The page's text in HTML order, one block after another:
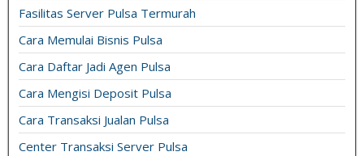
Fasilitas Server Pulsa Termurah
Cara Memulai Bisnis Pulsa
Cara Daftar Jadi Agen Pulsa
Cara Mengisi Deposit Pulsa
Cara Transaksi Jualan Pulsa
Center Transaksi Server Pulsa